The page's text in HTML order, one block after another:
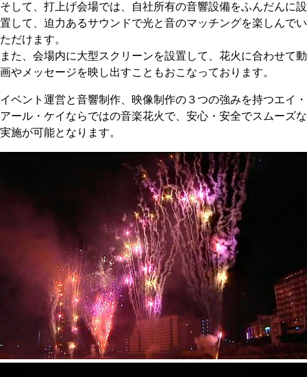
そして、打上げ会場では、自社所有の音響設備をふんだんに設
置して、迫力あるサウンドで光と音のマッチングを楽しんでい
ただけます。
また、会場内に大型スクリーンを設置して、花火に合わせて動
画やメッセージを映し出すこともおこなっております。
イベント運営と音響制作、映像制作の３つの強みを持つエイ・
アール・ケイならではの音楽花火で、安心・安全でスムーズな
実施が可能となります。